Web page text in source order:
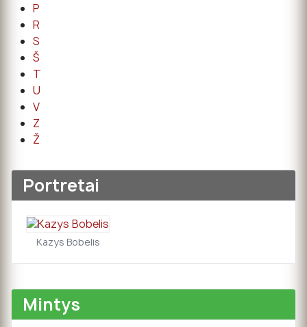
P
R
S
Š
T
U
V
Z
Ž
Portretai
Kazys Bobelis
Mintys